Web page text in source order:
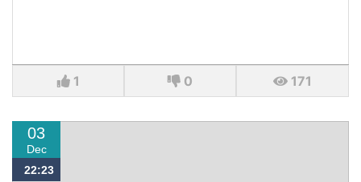
1 0 171
03
Dec
22:23